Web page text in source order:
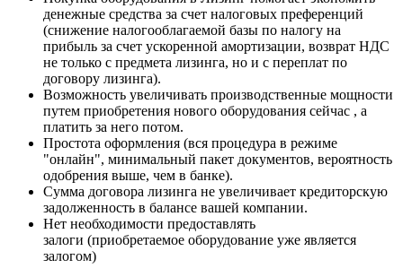
денежные средства за счет налоговых преференций
(снижение налогооблагаемой базы по налогу на
прибыль за счет ускоренной амортизации, возврат НДС
не только с предмета лизинга, но и с переплат по
договору лизинга).
Возможность увеличивать производственные мощности
путем приобретения нового оборудования сейчас , а
платить за него потом.
Простота оформления (вся процедура в режиме
"онлайн", минимальный пакет документов, вероятность
одобрения выше, чем в банке).
Сумма договора лизинга не увеличивает кредиторскую
задолженность в балансе вашей компании.
Нет необходимости предоставлять
залоги (приобретаемое оборудование уже является
залогом)